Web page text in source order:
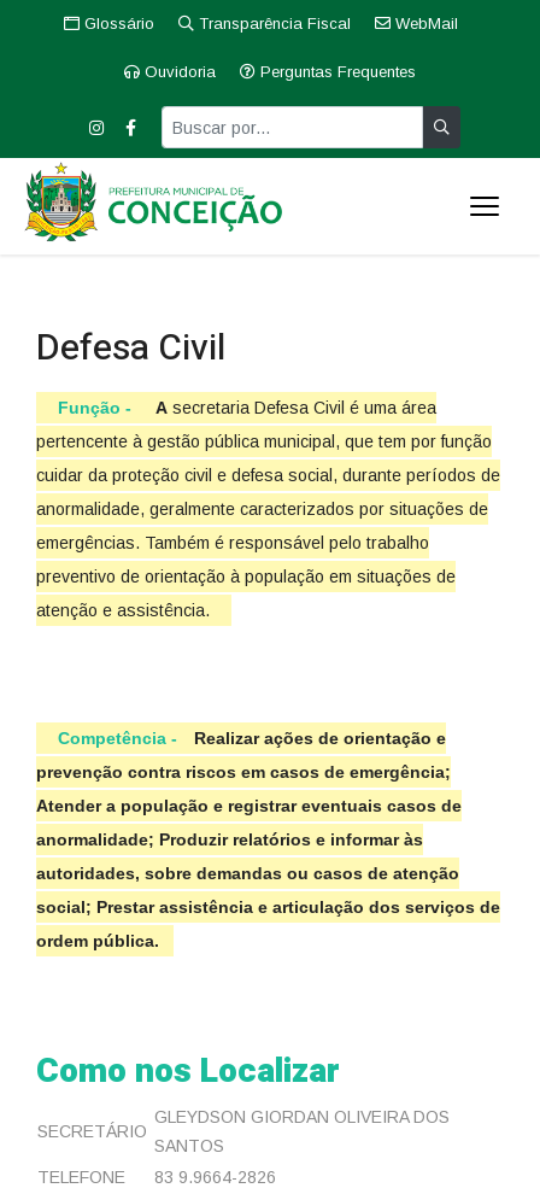
Glossário Transparência Fiscal WebMail
Ouvidoria Perguntas Frequentes
Defesa Civil
Função - A secretaria Defesa Civil é uma área
pertencente à gestão pública municipal, que tem por função
cuidar da proteção civil e defesa social, durante períodos de
anormalidade, geralmente caracterizados por situações de
emergências. Também é responsável pelo trabalho
preventivo de orientação à população em situações de
atenção e assistência.
Competência -
Realizar ações de orientação e
prevenção contra riscos em casos de emergência;
Atender a população e registrar eventuais casos de
anormalidade; Produzir relatórios e informar às
autoridades, sobre demandas ou casos de atenção
social; Prestar assistência e articulação dos serviços de
ordem pública.
Como nos Localizar
SECRETÁRIO
GLEYDSON GIORDAN OLIVEIRA DOS
SANTOS
TELEFONE
83 9.9664-2826